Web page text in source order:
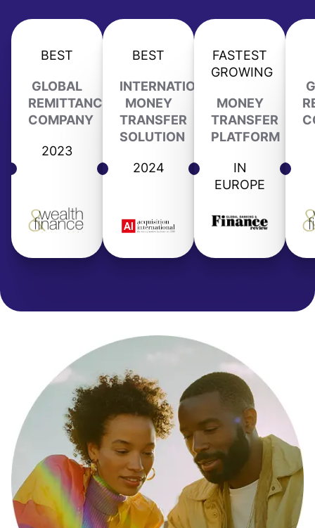
BEST
GLOBAL
REMITTANCE
COMPANY
2023
BEST
INTERNATIONAL
MONEY
TRANSFER
SOLUTION
2024
FASTEST
GROWING
MONEY
TRANSFER
PLATFORM
IN
EUROPE